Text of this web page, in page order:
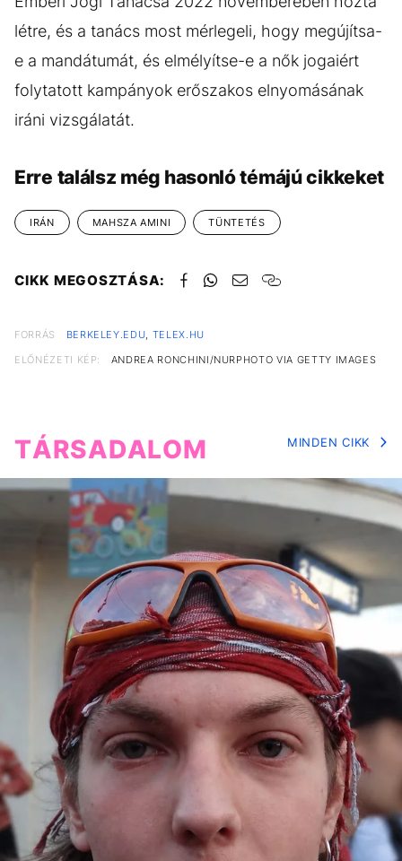
létre, és a tanács most mérlegeli, hogy megújítsa-
e a mandátumát, és elmélyítse-e a nők jogaiért
folytatott kampányok erőszakos elnyomásának
iráni vizsgálatát.
Erre találsz még hasonló témájú cikkeket
IRÁN MAHSZA AMINI TÜNTETÉS
CIKK MEGOSZTÁSA:
FORRÁS BERKELEY.EDU TELEX.HU
ELŐNÉZETI KÉP:
ANDREA RONCHINI/NURPHOTO VIA GETTY IMAGES
TÁRSADALOM MINDEN CIKK